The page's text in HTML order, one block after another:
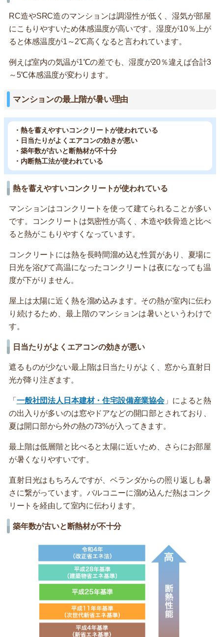
RC造やSRC造のマンションは調湿性が低く、湿気が部屋
にこもりやすいため体感温度が高いです。湿度が10％上が
ると体感温度が1～2℃高くなると言われています。
例えば室内の気温が1℃の差でも、湿度が20％違えば合計3
～5℃体感温度が変わります。
マンションの最上階が暑い理由
・熱を蓄えやすいコンクリートが使われている
・日当たりがよくエアコンの効きが悪い
・築年数が古いと断熱材が不十分
・内断熱工法が使われている
熱を蓄えやすいコンクリートが使われている
マンションはコンクリートを使って建てられることが多い
です。コンクリートは気密性が高く、木造や鉄骨造と比べ
ると熱がこもりやすくなっています。
コンクリートには熱を長時間溜め込む性質があり、夏場に
日光を浴びて高温になったコンクリートは夜になっても温
度が下がりません。
屋上は太陽に近く熱を溜め込みます。その熱が室内に伝わ
り続けるため、最上階のマンションは暑いというわけで
す。
日当たりがよくエアコンの効きが悪い
遮るものが少ない最上階は日当たりがよく、窓から直射日
光が降り注ぎます。
「 一般社団法人日本建材・住宅設備産業協会」によると熱
の出入りが多いのは窓やドアなどの開口部とされており、
夏は開口部から外の熱の73%が入ってきます。
最上階は低層階と比べると太陽に近いため、さらにお部屋
が暑くなりやすいです。
直射日光はもちろんですが、ベランダからの照り返しも暑
さに繋がっています。バルコニーに溜め込んだ熱はコンク
リートを経由して室内に伝わります。
築年数が古いと断熱材が不十分